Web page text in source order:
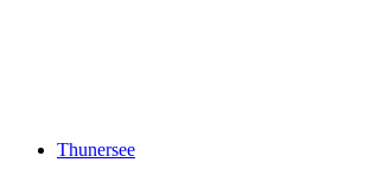
Thunersee